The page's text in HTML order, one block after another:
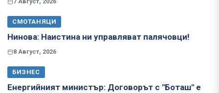
СМОТАНЯЦИ
Нинова: Наистина ни управляват палячовци!
8 Август, 2026
БИЗНЕС
Енергийният министър: Договорът с "Боташ" е